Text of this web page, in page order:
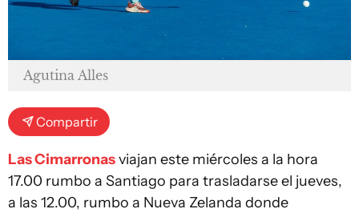
Agutina Alles
Compartir
Las Cimarronasviajan este miércoles a la hora
17.00 rumbo a Santiago para trasladarse el jueves,
a las 12.00, rumbo a Nueva Zelanda donde